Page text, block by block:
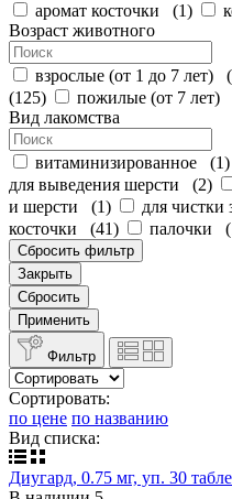
аромат косточки (1)
Возраст животного
взрослые (от 1 до 7 лет) (
(125) пожилые (от 7 лет)
Вид лакомства
витаминизированное (1)
для выведения шерсти (2)
и шерсти (1) для чистки
косточки (41) палочки (
Сбросить фильтр
Закрыть
Сбросить
Применить
Фильтр
Сортировать:
по цене по названию
Вид списка:
Диугард, 0.75 мг, уп. 30